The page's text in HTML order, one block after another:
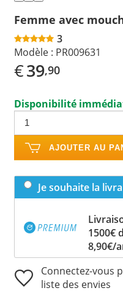
Femme avec
3
Modèle : PR009631
€39,90
Disponibilité
AJOUTER AU
Je souhaite la
1500€
8,90€/
Connectez-vous
liste des envies